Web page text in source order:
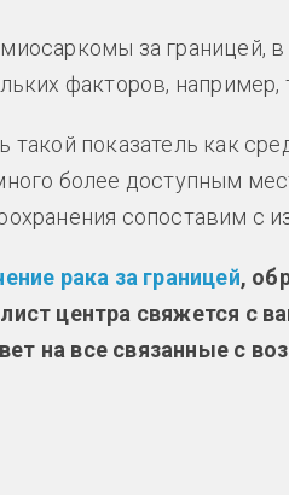
за границей,
факторов, например,
такой показатель как
более доступным
сопоставим с
рака за границей,
центра свяжется с
на все связанные с